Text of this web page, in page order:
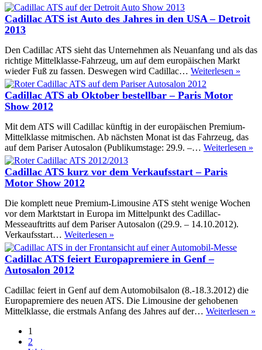
mit
dem
Dot
Design-
Award
Cadillac ATS ist Auto des Jahres in den USA – Detroit
2013
Den Cadillac ATS sieht das Unternehmen als Neuanfang und als das
richtige Mittelklasse-Fahrzeug, um auf dem europäischen Markt
wieder Fuß zu fassen. Deswegen wird Cadillac… Weiterlesen »
Jahres
in
den
USA
Cadillac ATS ab Oktober bestellbar – Paris Motor
Show 2012
Mit dem ATS will Cadillac künftig in der europäischen Premium-
Mittelklasse mitmischen. Ab nächsten Monat ist das Fahrzeug, das
auf dem Pariser Autosalon (Publikumstage: 29.9. –… Weiterlesen »
Cadillac ATS kurz vor dem Verkaufsstart – Paris
Motor Show 2012
Die komplett neue Premium-Limousine ATS steht wenige Wochen
vor dem Marktstart in Europa im Mittelpunkt des Cadillac-
Messeauftritts auf dem Pariser Autosalon ((29.9. – 14.10.2012).
Verkaufsstart… Weiterlesen »
ATS
kurz
vor
Verkaufsstart
–
Paris
Motor
Cadillac ATS feiert Europapremiere in Genf –
Autosalon 2012
Cadillac feiert in Genf auf dem Automobilsalon (8.-18.3.2012) die
Europapremiere des neuen ATS. Die Limousine der gehobenen
Mittelklasse, die erstmals Anfang des Jahres auf der… Weiterlesen »
1
2